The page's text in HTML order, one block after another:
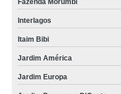
Fazenda Morumbi
Interlagos
Itaim Bibi
Jardim América
Jardim Europa